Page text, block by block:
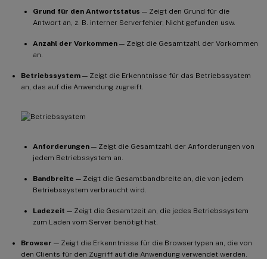
Grund für den Antwortstatus — Zeigt den Grund für die
Antwort an, z. B. interner Serverfehler, Nicht gefunden usw.
Anzahl der Vorkommen — Zeigt die Gesamtzahl der Vorkommen
an.
Betriebssystem — Zeigt die Erkenntnisse für das Betriebssystem
an, das auf die Anwendung zugreift.
Anforderungen — Zeigt die Gesamtzahl der Anforderungen von
jedem Betriebssystem an.
Bandbreite — Zeigt die Gesamtbandbreite an, die von jedem
Betriebssystem verbraucht wird.
Ladezeit — Zeigt die Gesamtzeit an, die jedes Betriebssystem
zum Laden vom Server benötigt hat.
Browser — Zeigt die Erkenntnisse für die Browsertypen an, die von
den Clients für den Zugriff auf die Anwendung verwendet werden.